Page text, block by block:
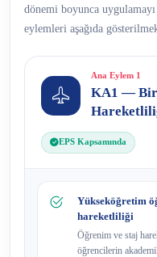
dönemi boyunca
eylemleri aşağıda
Ana Eylem 1
KA1 —
EPS Kapsamında
Yükseköğretim
hareketliliği
Öğrenim ve staj
öğrencilerin